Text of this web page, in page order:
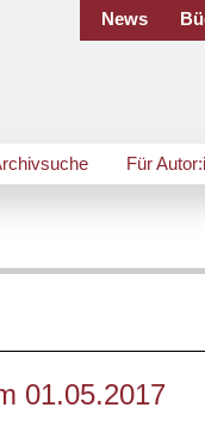
News
Für
01.05.2017